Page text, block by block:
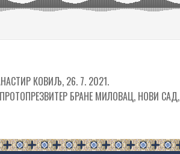
КОВИЉ, 26. 7. 2021.
ПРОТОПРЕЗВИТЕР БРАНЕ МИЛОВАЦ, НОВИ